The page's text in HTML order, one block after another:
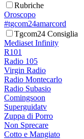
Rubriche
Oroscopo
#tgcom24amarcord
Tgcom24 Consiglia
Mediaset Infinity
R101
Radio 105
Virgin Radio
Radio Montecarlo
Radio Subasio
Comingsoon
Superguidatv
Zuppa di Porro
Non Sprecare
Cotto e Mangiato